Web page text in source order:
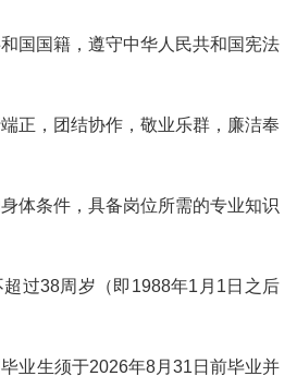
国国籍，遵守中华人民共和国宪法
正，团结协作，敬业乐群，廉洁奉
体条件，具备岗位所需的专业知识
超过38周岁（即1988年1月1日之后
毕业生须于2026年8月31日前毕业并